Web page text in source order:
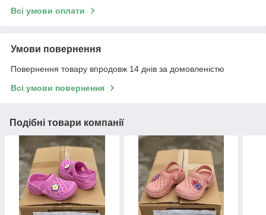
Всі умови оплати
Умови повернення
Повернення товару впродовж 14 днів за домовленістю
Всі умови повернення
Подібні товари компанії